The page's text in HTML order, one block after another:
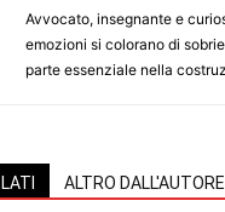
Avvocato, insegnante e
emozioni si colorano di
parte essenziale nella
ALTRO DALL'AUTORE